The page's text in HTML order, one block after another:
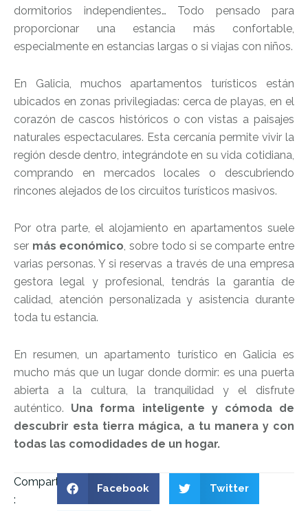
dormitorios independientes… Todo pensado para
proporcionar una estancia más confortable,
especialmente en estancias largas o si viajas con niños.
En Galicia, muchos apartamentos turísticos están
ubicados en zonas privilegiadas: cerca de playas, en el
corazón de cascos históricos o con vistas a paisajes
naturales espectaculares. Esta cercanía permite vivir la
región desde dentro, integrándote en su vida cotidiana,
comprando en mercados locales o descubriendo
rincones alejados de los circuitos turísticos masivos.
Por otra parte, el alojamiento en apartamentos suele
ser más económico, sobre todo si se comparte entre
varias personas. Y si reservas a través de una empresa
gestora legal y profesional, tendrás la garantía de
calidad, atención personalizada y asistencia durante
toda tu estancia.
En resumen, un apartamento turístico en Galicia es
mucho más que un lugar donde dormir: es una puerta
abierta a la cultura, la tranquilidad y el disfrute
auténtico. Una forma inteligente y cómoda de
descubrir esta tierra mágica, a tu manera y con
todas las comodidades de un hogar.
Compartir
:
Facebook Twitter